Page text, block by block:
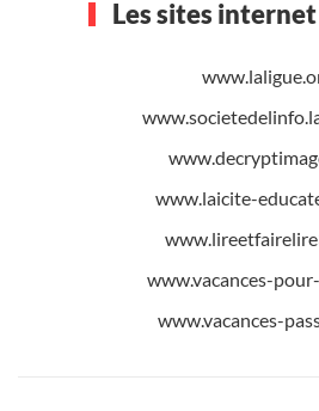
Les sites
www.laicite-
www.vacances-
www.vacances-